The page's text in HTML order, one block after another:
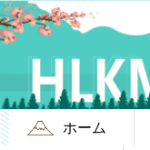
ホーム